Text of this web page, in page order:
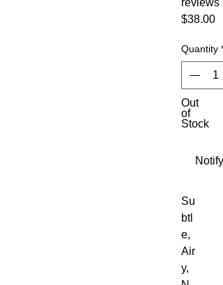
reviews
$38.00
Quantity *
Out
of
Stock
Su
btl
e,
Air
y,